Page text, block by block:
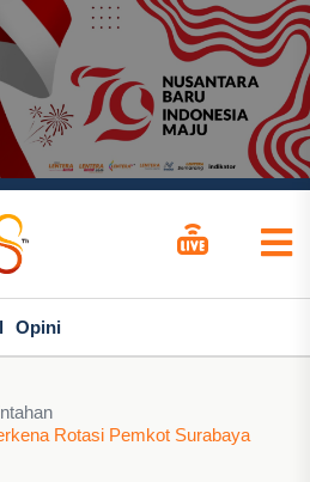
Opini
Rotasi Pemkot Surabaya